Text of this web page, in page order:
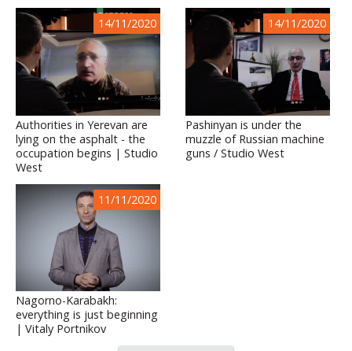
14/11/2020
Authorities in Yerevan are
lying on the asphalt - the
occupation begins | Studio
West
14/11/2020
Pashinyan is under the
muzzle of Russian machine
guns / Studio West
11/11/2020
Nagorno-Karabakh:
everything is just beginning
| Vitaly Portnikov